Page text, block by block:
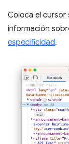
Coloca el cursor
información
especificidad.